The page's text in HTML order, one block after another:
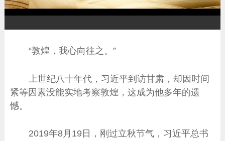
放
“敦煌，我心向往之。”
上世纪八十年代，习近平到访甘肃，却因时间
紧等因素没能实地考察敦煌，这成为他多年的遗
憾。
2019年8月19日，刚过立秋节气，习近平总书